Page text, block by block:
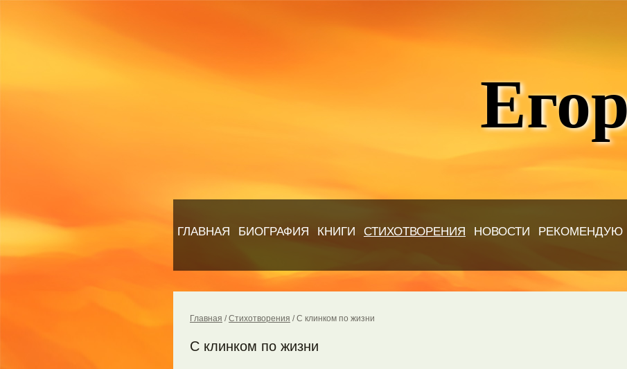
ГЛАВНАЯ БИОГРАФИЯ КНИГИ СТИХОТВОРЕНИЯ НОВОСТИ РЕКОМЕНДУЮ
Главная /Стихотворения /С клинком по жизни
С клинком по жизни